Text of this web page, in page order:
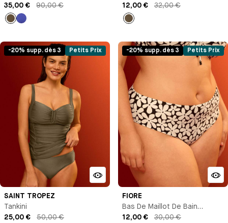
35,00 €
90,00 €
empty
Culotte Taille Haute
12,00 € 32,00 €
empty
-20% supp. dès 3 Petits Prix
SAINT TROPEZ
Tankini
25,00 €
50,00 €
-20% supp. dès 3 Petits Prix
FIORE
Bas De Maillot De Bain
Culotte Échancrée
12,00 € 30,00 €